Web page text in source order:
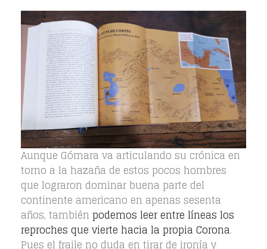
Aunque Gómara va articulando su crónica en
torno a la hazaña de estos pocos hombres
que lograron dominar buena parte del
continente americano en apenas sesenta
años, también podemos leer entre líneas los
reproches que vierte hacia la propia Corona.
Pues el fraile no duda en tirar de ironía y